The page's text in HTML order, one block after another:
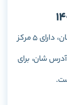
در سال 1400، شهر بندرعباس در استان هرمزگان، دارای 5 مرکز
شان، برای